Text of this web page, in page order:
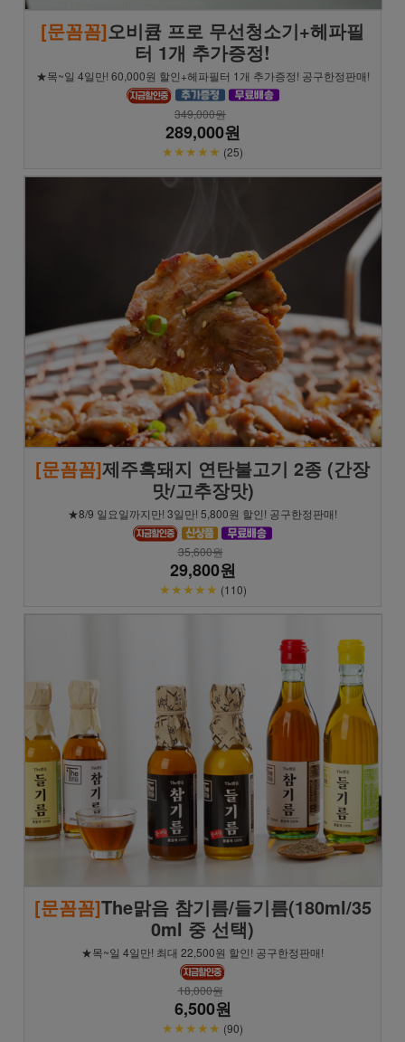
[문꼼꼼]오비큠 프로 무선청소기+헤파필
터 1개 추가증정!
★목~일 4일만! 60,000원 할인+헤파필터 1개 추가증정! 공구한정판매!
349,000원
289,000원
★★★★★ (25)
[문꼼꼼]제주흑돼지 연탄불고기 2종 (간장
맛/고추장맛)
★8/9 일요일까지만! 3일만! 5,800원 할인! 공구한정판매!
35,600원
29,800원
★★★★★ (110)
[문꼼꼼]The맑음 참기름/들기름(180ml/35
0ml 중 선택)
★목~일 4일만! 최대 22,500원 할인! 공구한정판매!
18,000원
6,500원
★★★★★ (90)